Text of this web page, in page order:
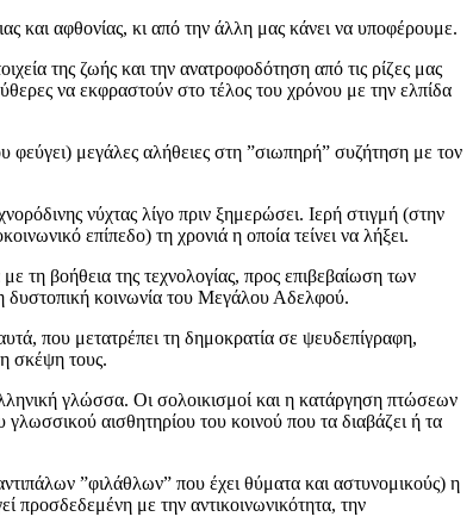
και αφθονίας, κι από την άλλη μας κάνει να υποφέρουμε.
της ζωής και την ανατροφοδότηση από τις ρίζες μας
να εκφραστούν στο τέλος του χρόνου με την ελπίδα
μεγάλες αλήθειες στη ”σιωπηρή” συζήτηση με τον
νύχτας λίγο πριν ξημερώσει. Ιερή στιγμή (στην
επίπεδο) τη χρονιά η οποία τείνει να λήξει.
τη βοήθεια της τεχνολογίας, προς επιβεβαίωση των
δυστοπική κοινωνία του Μεγάλου Αδελφού.
που μετατρέπει τη δημοκρατία σε ψευδεπίγραφη,
σκέψη τους.
γλώσσα. Οι σολοικισμοί και η κατάργηση πτώσεων
γλωσσικού αισθητηρίου του κοινού που τα διαβάζει ή τα
”φιλάθλων” που έχει θύματα και αστυνομικούς) η
προσδεδεμένη με την αντικοινωνικότητα, την